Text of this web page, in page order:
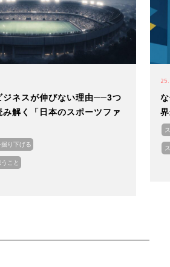
ジネスが伸びない理由──3つ
解く「日本のスポーツファ
り下げる
こと